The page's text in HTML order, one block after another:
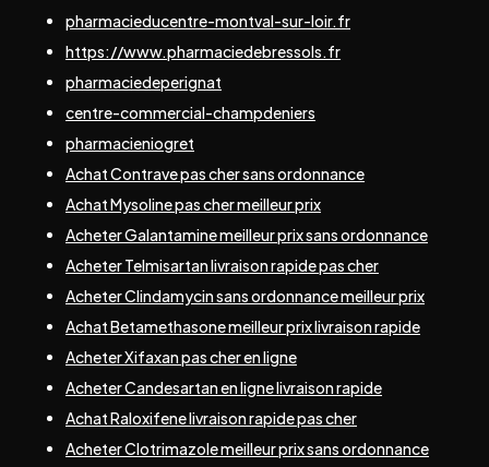
pharmacieducentre-montval-sur-loir.fr
https://www.pharmaciedebressols.fr
pharmaciedeperignat
centre-commercial-champdeniers
pharmacieniogret
Achat Contrave pas cher sans ordonnance
Achat Mysoline pas cher meilleur prix
Acheter Galantamine meilleur prix sans ordonnance
Acheter Telmisartan livraison rapide pas cher
Acheter Clindamycin sans ordonnance meilleur prix
Achat Betamethasone meilleur prix livraison rapide
Acheter Xifaxan pas cher en ligne
Acheter Candesartan en ligne livraison rapide
Achat Raloxifene livraison rapide pas cher
Acheter Clotrimazole meilleur prix sans ordonnance